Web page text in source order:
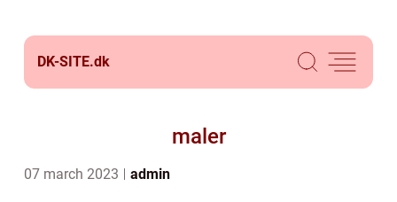
DK-SITE.dk
maler
07 march 2023 admin